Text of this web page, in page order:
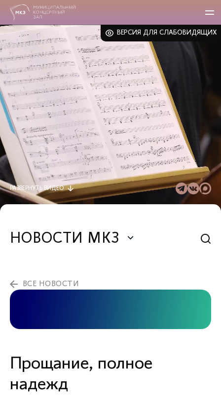
ВЕРСИЯ ДЛЯ СЛАБОВИДЯЩИХ
РАЗВЕРНУТЬ ВИДЕО
НОВОСТИ МКЗ
ВСЕ НОВОСТИ
Прощание, полное
надежд